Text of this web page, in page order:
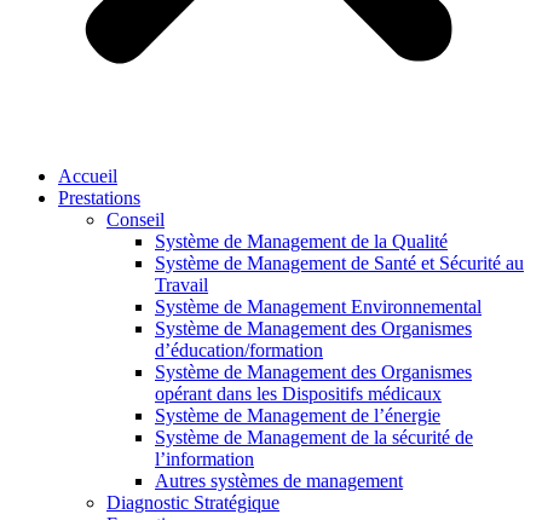
Accueil
Prestations
Conseil
Système de Management de la Qualité
Système de Management de Santé et Sécurité au
Travail
Système de Management Environnemental
Système de Management des Organismes
d’éducation/formation
Système de Management des Organismes
opérant dans les Dispositifs médicaux
Système de Management de l’énergie
Système de Management de la sécurité de
l’information
Autres systèmes de management
Diagnostic Stratégique